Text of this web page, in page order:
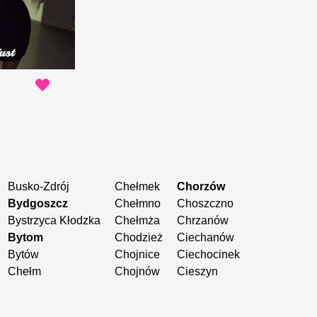
Busko-Zdrój
Bydgoszcz
Bystrzyca Kłodzka
Bytom
Bytów
Chełm
Chełmek
Chełmno
Chełmża
Chodzież
Chojnice
Chojnów
Chorzów
Choszczno
Chrzanów
Ciechanów
Ciechocinek
Cieszyn